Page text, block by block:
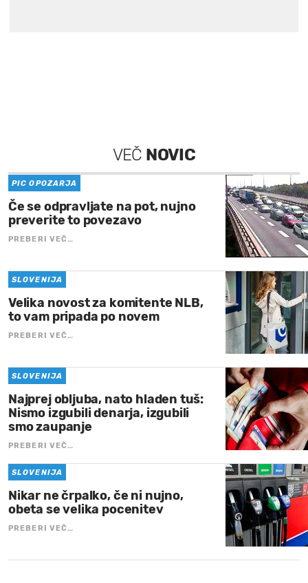
VEČ NOVIC
PIC OPOZARJA
Če se odpravljate na pot, nujno
preverite to povezavo
PREBERI VEČ…
SLOVENIJA
Velika novost za komitente NLB,
to vam pripada po novem
PREBERI VEČ…
SLOVENIJA
Najprej obljuba, nato hladen tuš:
Nismo izgubili denarja, izgubili
smo zaupanje
PREBERI VEČ…
SLOVENIJA
Nikar ne črpalko, če ni nujno,
obeta se velika pocenitev
PREBERI VEČ…